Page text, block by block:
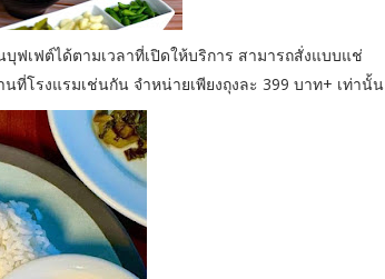
เฟต์ได้ตามเวลาที่เปิดให้บริการ สามารถสั่งแบบแช่
โรงแรมเช่นกัน จำหน่ายเพียงถุงละ 399 บาท+ เท่านั้น